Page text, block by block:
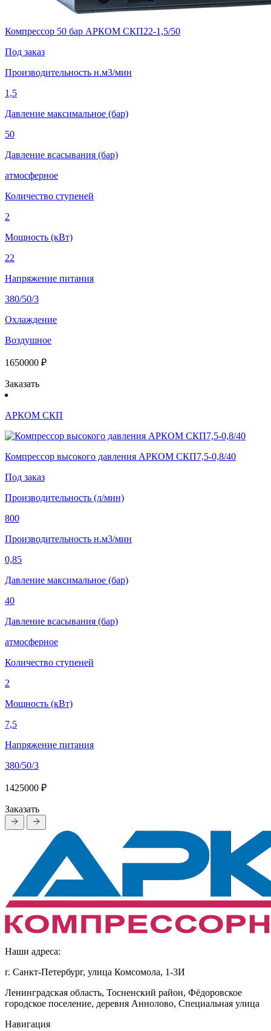
Компрессор 50 бар АРКОМ СКП22-1,5/50
Под заказ
Производительность н.м3/мин
1,5
Давление максимальное (бар)
50
Давление всасывания (бар)
атмосферное
Количество ступеней
2
Мощность (кВт)
22
Напряжение питания
380/50/3
Охлаждение
Воздушное
1650000 ₽
Заказать
АРКОМ СКП
Компрессор высокого давления АРКОМ СКП7,5-0,8/40
Под заказ
Производительность (л/мин)
800
Производительность н.м3/мин
0,85
Давление максимальное (бар)
40
Давление всасывания (бар)
атмосферное
Количество ступеней
2
Мощность (кВт)
7,5
Напряжение питания
380/50/3
1425000 ₽
Заказать
Наши адреса:
г. Санкт-Петербург, улица Комсомола, 1-3И
Ленинградская область, Тосненский район, Фёдоровское
городское поселение, деревня Аннолово, Специальная улица
Навигация